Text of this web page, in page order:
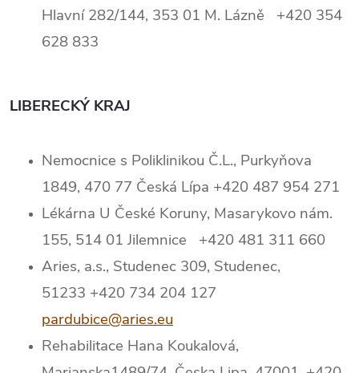
Hlavní 282/144, 353 01 M. Lázně +420 354
628 833
LIBERECKÝ KRAJ
Nemocnice s Poliklinikou Č.L., Purkyňova
1849, 470 77 Česká Lípa +420 487 954 271
Lékárna U České Koruny, Masarykovo nám.
155, 514 01 Jilemnice +420 481 311 660
Aries, a.s., Studenec 309, Studenec,
51233 +420 734 204 127
pardubice@aries.eu
Rehabilitace Hana Koukalová,